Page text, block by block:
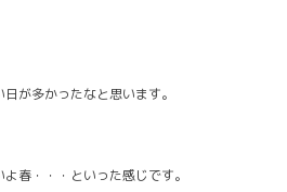
が多かったなと思います。
春・・・といった感じです。